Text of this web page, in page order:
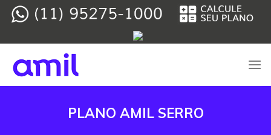
Skip
PLANO AMIL SERRO